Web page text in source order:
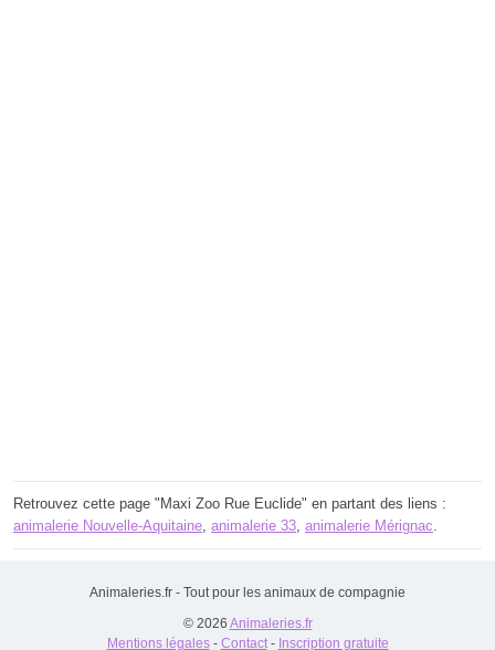
Retrouvez cette page "Maxi Zoo Rue Euclide" en partant des liens :
animalerie Nouvelle-Aquitaine, animalerie 33, animalerie Mérignac.
Animaleries.fr - Tout pour les animaux de compagnie
© 2026 Animaleries.fr
Mentions légales- Contact- Inscription gratuite